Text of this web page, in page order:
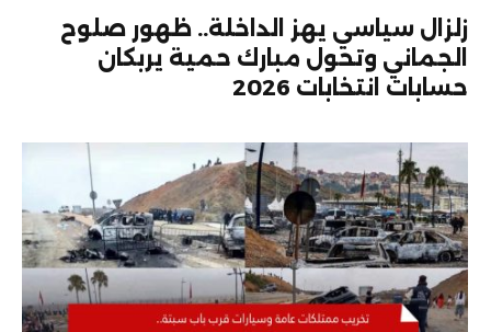
زلزال سياسي يهز الداخلة.. ظهور صلوح
الجماني وتحول مبارك حمية يربكان
حسابات انتخابات 2026